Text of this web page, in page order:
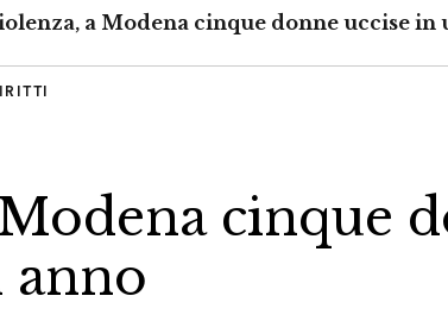
a Modena cinque donne uccise in
cinque
anno